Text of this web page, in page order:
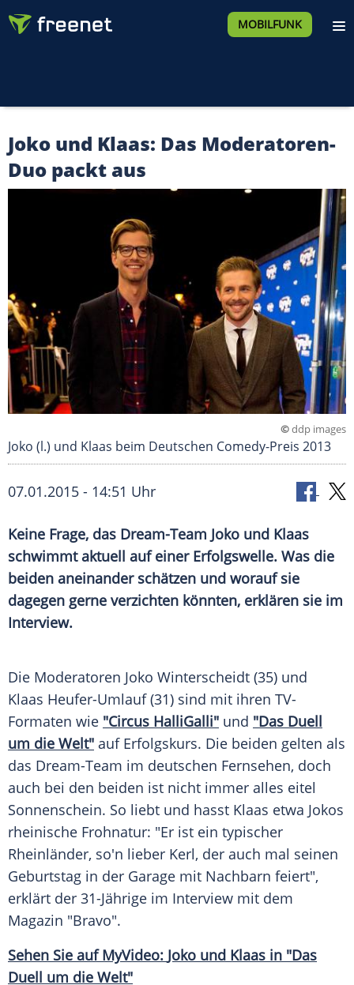
MOBILFUNK
Joko und Klaas: Das Moderatoren-
Duo packt aus
©ddp images
Joko (l.) und Klaas beim Deutschen Comedy-Preis 2013
07.01.2015 - 14:51 Uhr
Keine Frage, das Dream-Team Joko und Klaas
schwimmt aktuell auf einer Erfolgswelle. Was die
beiden aneinander schätzen und worauf sie
dagegen gerne verzichten könnten, erklären sie im
Interview.
Die Moderatoren Joko Winterscheidt (35) und
Klaas Heufer-Umlauf(31) sind mit ihren TV-
Formaten wie "Circus HalliGalli" und "Das Duell
um die Welt" auf Erfolgskurs. Die beiden gelten als
das Dream-Team im deutschen Fernsehen, doch
auch bei den beiden ist nicht immer alles eitel
Sonnenschein. So liebt und hasst Klaas etwa Jokos
rheinische Frohnatur: "Er ist ein typischer
Rheinländer, so'n lieber Kerl, der auch mal seinen
Geburtstag in der Garage mit Nachbarn feiert",
erklärt der 31-Jährige im Interview mit dem
Magazin "Bravo".
Sehen Sie auf MyVideo: Joko und Klaas in "Das
Duell um die Welt"